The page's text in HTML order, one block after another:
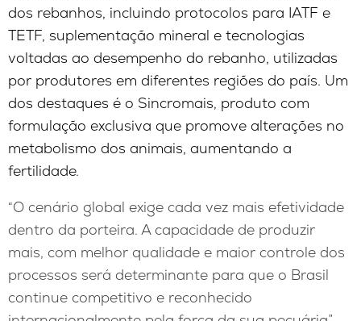
dos rebanhos, incluindo protocolos para IATF e
TETF, suplementação mineral e tecnologias
voltadas ao desempenho do rebanho, utilizadas
por produtores em diferentes regiões do país. Um
dos destaques é o Sincromais, produto com
formulação exclusiva que promove alterações no
metabolismo dos animais, aumentando a
fertilidade.
“O cenário global exige cada vez mais efetividade
dentro da porteira. A capacidade de produzir
mais, com melhor qualidade e maior controle dos
processos será determinante para que o Brasil
continue competitivo e reconhecido